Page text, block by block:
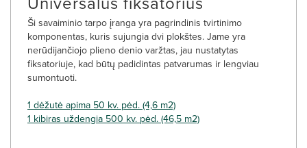
Ši savaiminio tarpo įranga yra pagrindinis tvirtinimo
komponentas, kuris sujungia dvi plokštes. Jame yra
nerūdijančiojo plieno denio varžtas, jau nustatytas
fiksatoriuje, kad būtų padidintas patvarumas ir lengviau
sumontuoti.
1 dėžutė apima 50 kv. pėd. (4,6 m2)
1 kibiras uždengia 500 kv. pėd. (46,5 m2)